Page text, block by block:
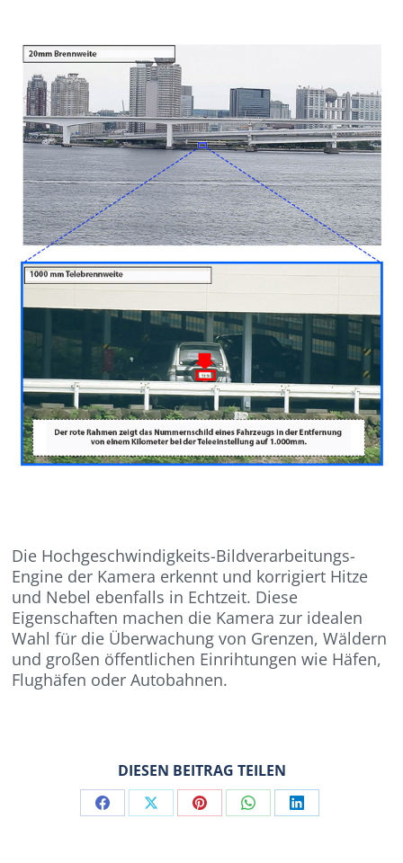
Die Hochgeschwindigkeits-Bildverarbeitungs-
Engine der Kamera erkennt und korrigiert Hitze
und Nebel ebenfalls in Echtzeit. Diese
Eigenschaften machen die Kamera zur idealen
Wahl für die Überwachung von Grenzen, Wäldern
und großen öffentlichen Einrihtungen wie Häfen,
Flughäfen oder Autobahnen.
DIESEN BEITRAG TEILEN
Share Share Share Share Share